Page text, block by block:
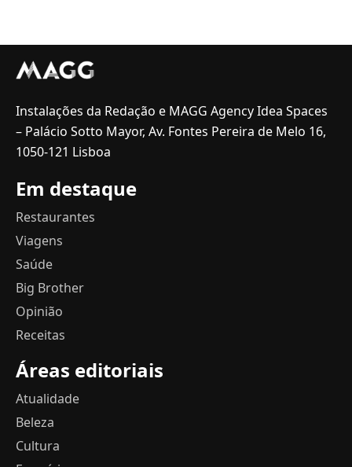
Instalações da Redação e MAGG Agency Idea Spaces
– Palácio Sotto Mayor, Av. Fontes Pereira de Melo 16,
1050-121 Lisboa
Em destaque
Restaurantes
Viagens
Saúde
Big Brother
Opinião
Receitas
Áreas editoriais
Atualidade
Beleza
Cultura